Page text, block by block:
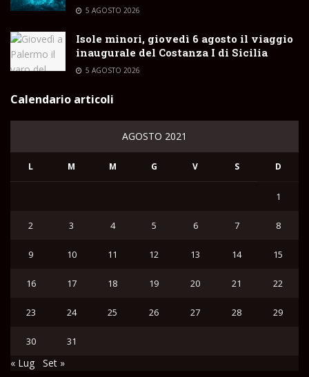
5 AGOSTO 2026
Isole minori, giovedì 6 agosto il viaggio
inaugurale del Costanza I di Sicilia
5 AGOSTO 2026
Calendario articoli
AGOSTO 2021
L M M G V S D
1
2 3 4 5 6 7 8
9 10 11 12 13 14 15
16 17 18 19 20 21 22
23 24 25 26 27 28 29
30 31
« Lug Set »